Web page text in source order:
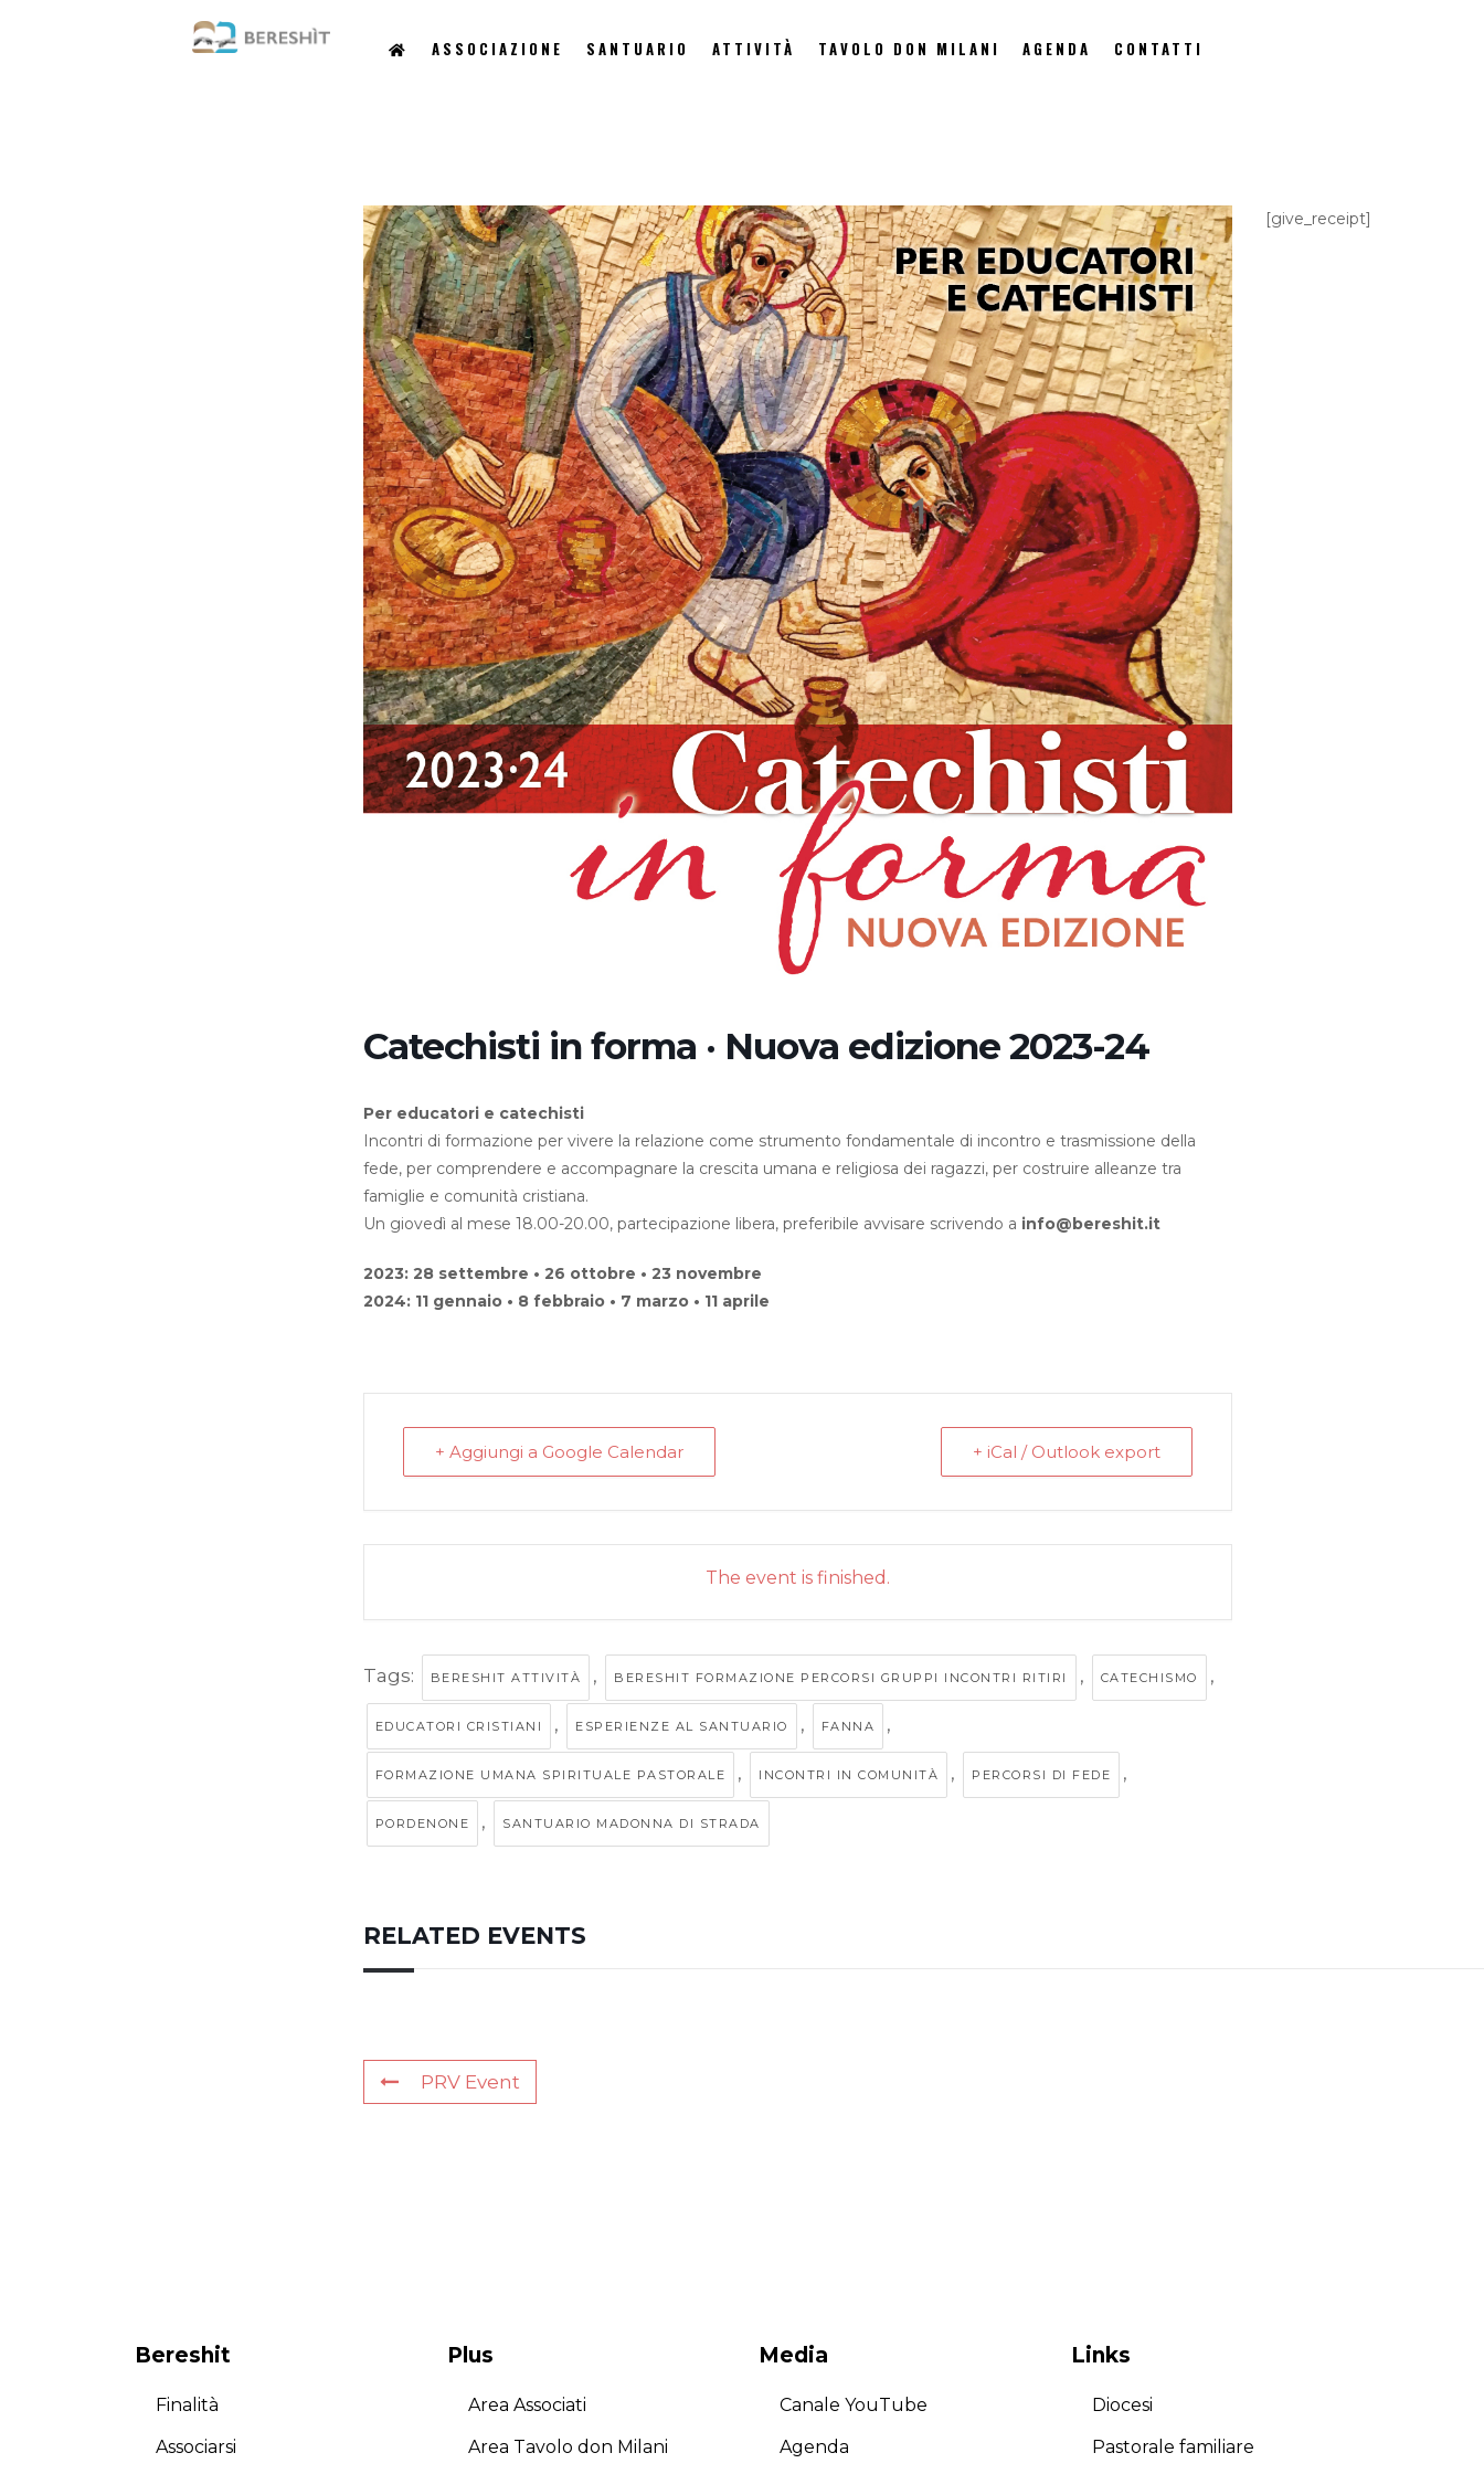
ASSOCIAZIONE SANTUARIO ATTIVITÀ TAVOLO DON MILANI AGENDA CONTATTI
Catechisti in forma · Nuova edizione 2023-24
Per educatori e catechisti
Incontri di formazione per vivere la relazione come strumento fondamentale di incontro e trasmissione della
fede, per comprendere e accompagnare la crescita umana e religiosa dei ragazzi, per costruire alleanze tra
famiglie e comunità cristiana.
Un giovedì al mese 18.00-20.00, partecipazione libera, preferibile avvisare scrivendo a info@bereshit.it
2023: 28 settembre • 26 ottobre • 23 novembre
2024: 11 gennaio • 8 febbraio • 7 marzo • 11 aprile
+ Aggiungi a Google Calendar + iCal / Outlook export
The event is finished.
Tags: BERESHIT ATTIVITÀ , BERESHIT FORMAZIONE PERCORSI GRUPPI INCONTRI RITIRI , CATECHISMO ,
EDUCATORI CRISTIANI , ESPERIENZE AL SANTUARIO , FANNA ,
FORMAZIONE UMANA SPIRITUALE PASTORALE , INCONTRI IN COMUNITÀ , PERCORSI DI FEDE ,
PORDENONE , SANTUARIO MADONNA DI STRADA
[give_receipt]
RELATED EVENTS
PRV Event
Bereshit
Finalità
Associarsi
Plus
Area Associati
Area Tavolo don Milani
Media
Canale YouTube
Agenda
Links
Diocesi
Pastorale familiare